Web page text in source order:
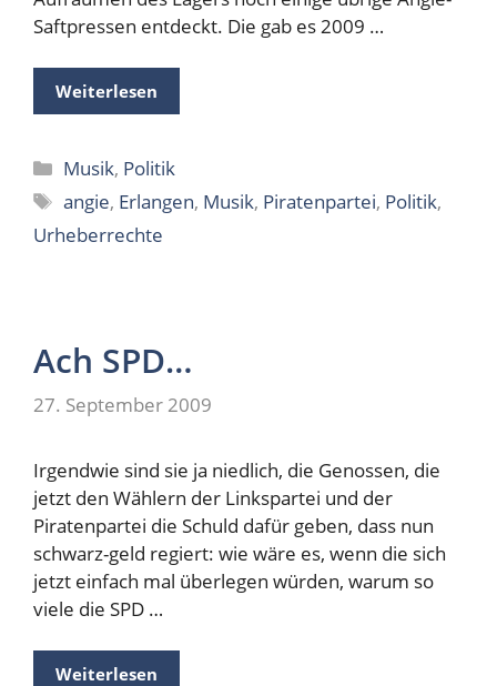
Saftpressen entdeckt. Die gab es 2009 …
Weiterlesen
Kategorien
Musik, Politik
Schlagwörter
angie, Erlangen, Musik, Piratenpartei, Politik,
Urheberrechte
Ach SPD…
27. September 2009
Irgendwie sind sie ja niedlich, die Genossen, die
jetzt den Wählern der Linkspartei und der
Piratenpartei die Schuld dafür geben, dass nun
schwarz-geld regiert: wie wäre es, wenn die sich
jetzt einfach mal überlegen würden, warum so
viele die SPD …
Weiterlesen